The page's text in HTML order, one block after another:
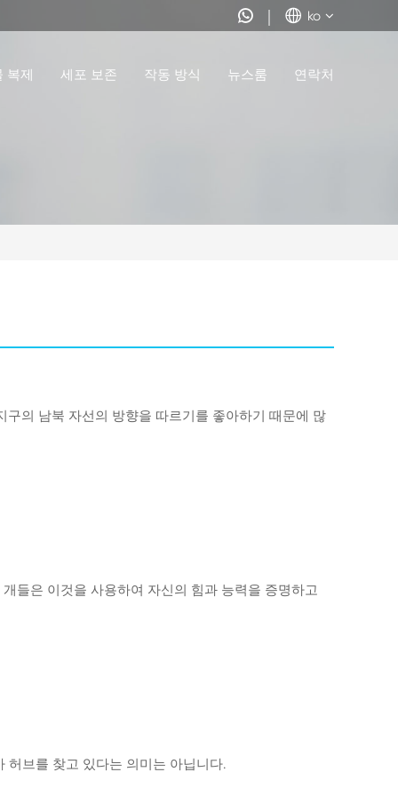
  ko
복제 세포 보존 작동 방식 뉴스룸 연락처
의 남북 자선의 방향을 따르기를 좋아하기 때문에 많
들은 이것을 사용하여 자신의 힘과 능력을 증명하고
허브를 찾고 있다는 의미는 아닙니다.